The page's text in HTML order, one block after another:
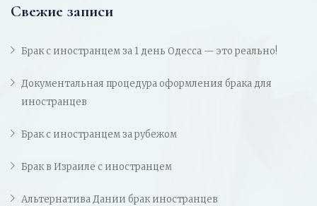
Свежие записи
Брак с иностранцем за 1 день Одесса — это реально!
Документальная процедура оформления брака для
иностранцев
Брак с иностранцем за рубежом
Брак в Израиле с иностранцем
Альтернатива Дании брак иностранцев